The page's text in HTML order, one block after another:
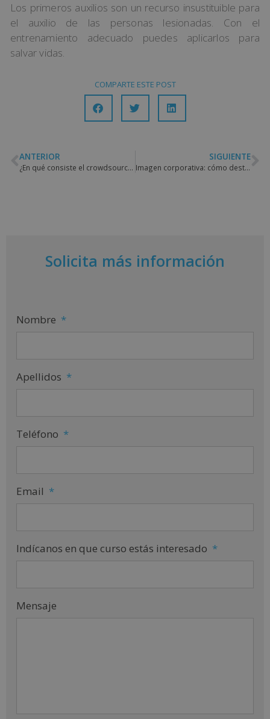
Los primeros auxilios son un recurso insustituible para
el auxilio de las personas lesionadas. Con el
entrenamiento adecuado puedes aplicarlos para
salvar vidas.
COMPARTE ESTE POST
ANTERIOR
¿En qué consiste el crowdsourcing?
SIGUIENTE
Imagen corporativa: cómo destacar tu empresa de las demás
Solicita más información
Nombre *
Apellidos *
Teléfono *
Email *
Indícanos en que curso estás interesado *
Mensaje